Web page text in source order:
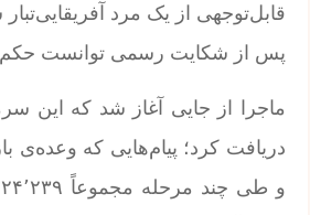
قابل‌توجهی از یک مرد
پس از شکایت رسمی توانست حکم
ماجرا از جایی آغاز شد که این
دریافت کرد؛ پیام‌هایی که وعده‌ی